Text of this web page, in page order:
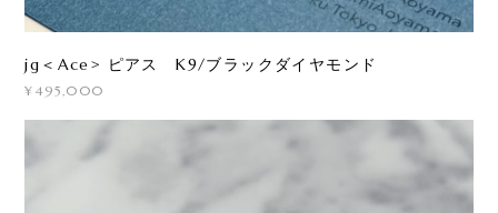
jg＜Ace> ピアス K9/ブラックダイヤモンド
¥495,000